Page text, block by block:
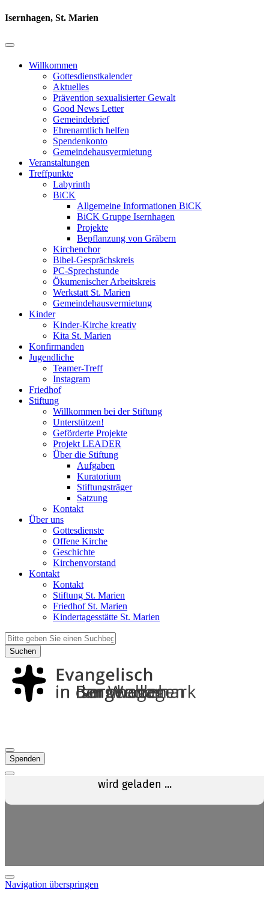
Isernhagen, St. Marien
Willkommen
Gottesdienstkalender
Aktuelles
Prävention sexualisierter Gewalt
Good News Letter
Gemeindebrief
Ehrenamtlich helfen
Spendenkonto
Gemeindehausvermietung
Veranstaltungen
Treffpunkte
Labyrinth
BiCK
Allgemeine Informationen BiCK
BiCK Gruppe Isernhagen
Projekte
Bepflanzung von Gräbern
Kirchenchor
Bibel-Gesprächskreis
PC-Sprechstunde
Ökumenischer Arbeitskreis
Werkstatt St. Marien
Gemeindehausvermietung
Kinder
Kinder-Kirche kreativ
Kita St. Marien
Konfirmanden
Jugendliche
Teamer-Treff
Instagram
Friedhof
Stiftung
Willkommen bei der Stiftung
Unterstützen!
Geförderte Projekte
Projekt LEADER
Über die Stiftung
Aufgaben
Kuratorium
Stiftungsträger
Satzung
Kontakt
Über uns
Gottesdienste
Offene Kirche
Geschichte
Kirchenvorstand
Kontakt
Kontakt
Stiftung St. Marien
Friedhof St. Marien
Kindertagesstätte St. Marien
Suchen
Spenden
Navigation überspringen